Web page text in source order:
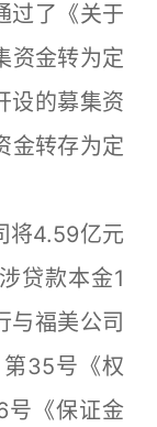
过了《关于
资金转为定
设的募集资
金转存为定
4.59亿元
贷款本金1
与福美公司
35号《权
号《保证金